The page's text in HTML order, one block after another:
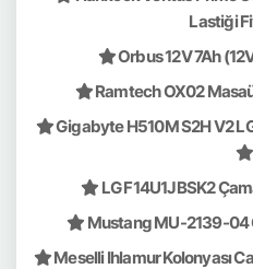
Lastiği
Orbus 12V 7Ah
Ramtech OX02
Gigabyte H510M S2H V2
LG F14U1JBSK2
Mustang MU-2139-04
Meselli Ihlamur Kolonyası